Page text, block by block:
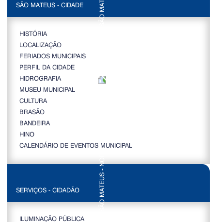
SÃO MATEUS - CIDADE
HISTÓRIA
LOCALIZAÇÃO
FERIADOS MUNICIPAIS
PERFIL DA CIDADE
HIDROGRAFIA
MUSEU MUNICIPAL
CULTURA
BRASÃO
BANDEIRA
HINO
CALENDÁRIO DE EVENTOS MUNICIPAL
SERVIÇOS - CIDADÃO
ILUMINAÇÃO PÚBLICA